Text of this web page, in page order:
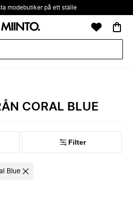
modebutiker på ett ställe
CORAL BLUE
Filter
Blue